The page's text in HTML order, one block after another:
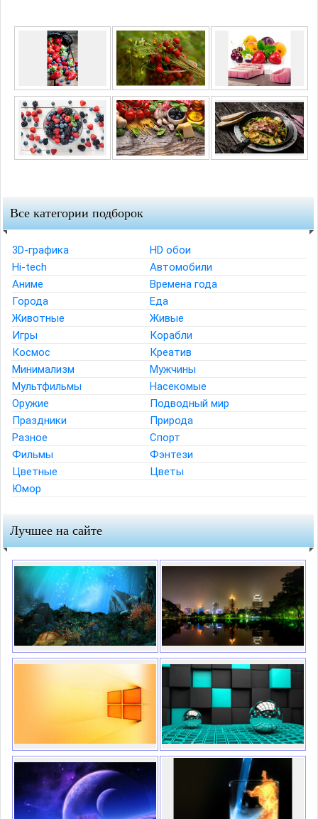
Все категории подборок
3D-графика
HD обои
Hi-tech
Автомобили
Аниме
Времена года
Города
Еда
Животные
Живые
Игры
Корабли
Космос
Креатив
Минимализм
Мужчины
Мультфильмы
Насекомые
Оружие
Подводный мир
Праздники
Природа
Разное
Спорт
Фильмы
Фэнтези
Цветные
Цветы
Юмор
Лучшее на сайте